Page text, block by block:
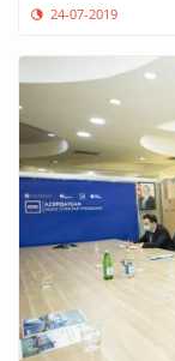
24-07-2019